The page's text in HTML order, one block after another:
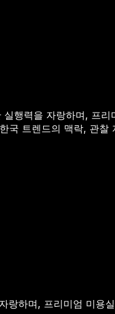
행력을 자랑하며, 프리
국 트렌드의 맥락, 관찰
랑하며, 프리미엄 미용